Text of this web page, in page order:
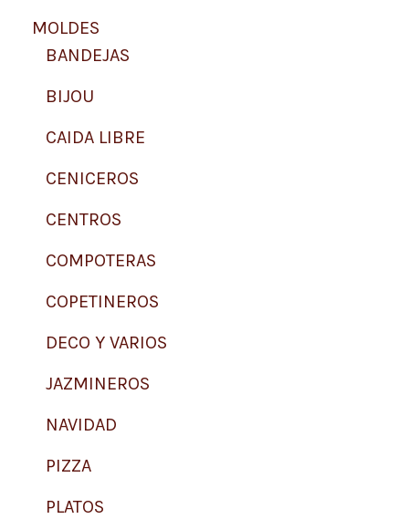
MOLDES
BANDEJAS
BIJOU
CAIDA LIBRE
CENICEROS
CENTROS
COMPOTERAS
COPETINEROS
DECO Y VARIOS
JAZMINEROS
NAVIDAD
PIZZA
PLATOS